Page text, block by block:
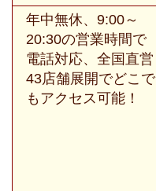
年中無休、9:00～
20:30の営業時間で
電話対応、全国直営
43店舗展開でどこで
もアクセス可能！